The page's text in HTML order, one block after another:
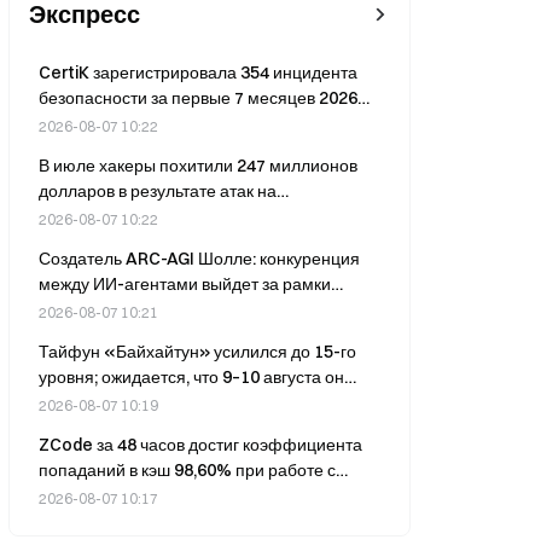
Экспресс
CertiK зарегистрировала 354 инцидента
безопасности за первые 7 месяцев 2026
года
2026-08-07 10:22
В июле хакеры похитили 247 миллионов
долларов в результате атак на
криптопроекты, при этом на эксплойт
2026-08-07 10:22
Создатель ARC-AGI Шолле: конкуренция
между ИИ-агентами выйдет за рамки
больших моделей и охватит полноценные
2026-08-07 10:21
Тайфун «Байхайтун» усилился до 15-го
уровня; ожидается, что 9–10 августа он
обрушится на побережье провинций
2026-08-07 10:19
ZCode за 48 часов достиг коэффициента
попаданий в кэш 98,60% при работе с
DeepSeek и снизил затраты на входные
2026-08-07 10:17